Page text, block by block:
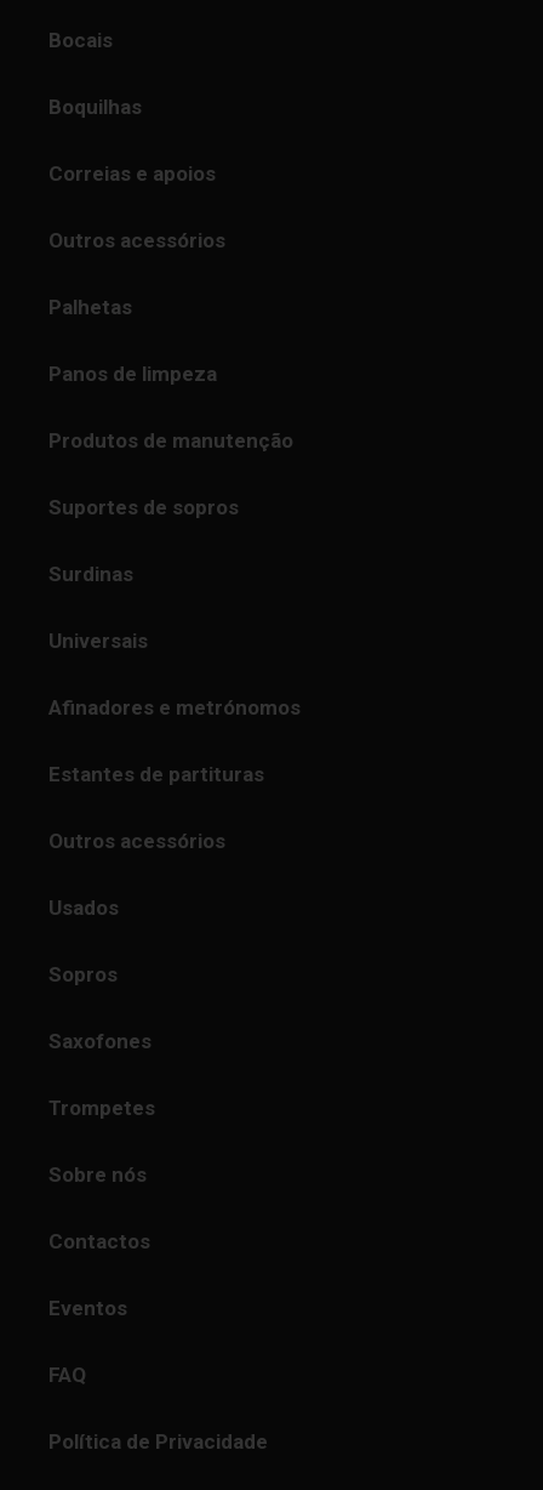
Bocais
Boquilhas
Correias e apoios
Outros acessórios
Palhetas
Panos de limpeza
Produtos de manutenção
Suportes de sopros
Surdinas
Universais
Afinadores e metrónomos
Estantes de partituras
Outros acessórios
Usados
Sopros
Saxofones
Trompetes
Sobre nós
Contactos
Eventos
FAQ
Política de Privacidade